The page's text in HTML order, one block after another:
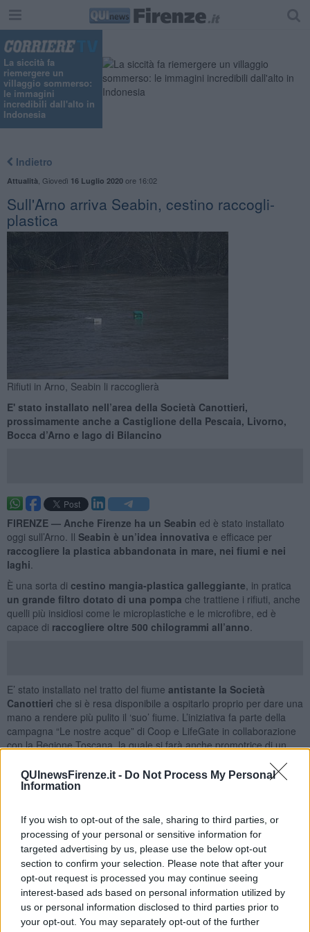
QUInewsFirenze.it - Do Not Process My Personal
Information
If you wish to opt-out of the sale, sharing to third parties, or
processing of your personal or sensitive information for
targeted advertising by us, please use the below opt-out
section to confirm your selection. Please note that after your
opt-out request is processed you may continue seeing
interest-based ads based on personal information utilized by
us or personal information disclosed to third parties prior to
your opt-out. You may separately opt-out of the further
La siccità fa
riemergere un
villaggio sommerso:
le immagini
incredibili dall'alto in
Indonesia
Indietro
Attualità Giovedì 16 Luglio 2020ore 16:02
Sull'Arno arriva Seabin, cestino raccogli-
plastica
Rifiuti in Arno, Seabin li raccoglierà
E' stato installato nell’area della Società Canottieri,
prossimamente anche a Castiglione della Pescaia, Livorno,
Bocca d’Arno e lago di Bilancino
FIRENZE — Anche Firenze ha un Seabin ed è stato installato
oggi sull’Arno. Il Seabin è un’idea innovativa e efficace per
raccogliere la plastica abbandonata in mare, nei fiumi e nei
laghi
È una sorta di cestino mangia-plastica galleggiante , in pratica
un grande filtro dotato di una pompa che trattiene i rifiuti, anche
quelli più insidiosi come le microplastiche e le microfibre, ed è
capace di raccogliere oltre 500 chilogrammi all’anno
E’ stato installato nel tratto del fiume antistante la Società
Canottieri che si è resa disponibile a ospitarlo proprio per dare una
mano a rendere più pulito il ‘suo’ fiume. L’iniziativa fa parte della
campagna “Le nostre acque” di Coop e LifeGate in collaborazione
con la Regione Toscana, la quale si farà anche promotrice di un
Società Canottieri Firenze) per individuare tutti gli strumenti
possibili per il recupero dei rifiuti e per sensibilizzare persone e
Dopo Firenzela campagna è destinataad estendersi in altri
luoghi della Toscana:i Seabin saranno installati, grazie anche a
Unicoop Firenze e Unicoop Tirreno, a Castiglione della Pescaia, a
Livorno, a Bocca d’Arno - Marina di Pisa e al lago di Bilancino.
“Sosteniamo questa iniziativa perché con la nostra campagna
Toscana Plastic Freesiamo in prima linea contro la plastica.
Sappiamo che per conservare bella e pulita la Toscana servono
azioni efficaci e collaborative: ognuno deve dare il proprio